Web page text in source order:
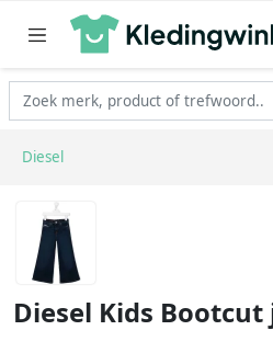
Diesel
Diesel Kids